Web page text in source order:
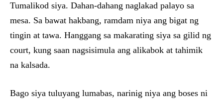
Tumalikod siya. Dahan-dahang naglakad palayo sa
mesa. Sa bawat hakbang, ramdam niya ang bigat ng
tingin at tawa. Hanggang sa makarating siya sa gilid ng
court, kung saan nagsisimula ang alikabok at tahimik
na kalsada.
Bago siya tuluyang lumabas, narinig niya ang boses ni